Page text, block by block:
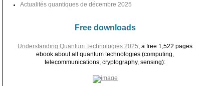
Actualités quantiques de décembre 2025
Free downloads
Understanding Quantum Technologies 2025 , a free 1,522 pages
ebook about all quantum technologies (computing,
telecommunications, cryptography, sensing):